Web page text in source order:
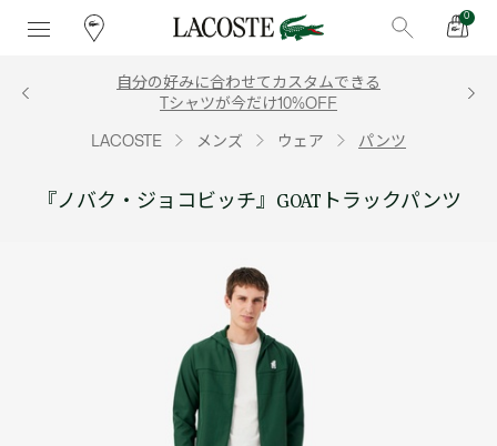
0
自分の好みに合わせてカスタムできる
Tシャツが今だけ10%OFF
LACOSTE メンズ ウェア パンツ
『ノバク・ジョコビッチ』GOATトラックパンツ